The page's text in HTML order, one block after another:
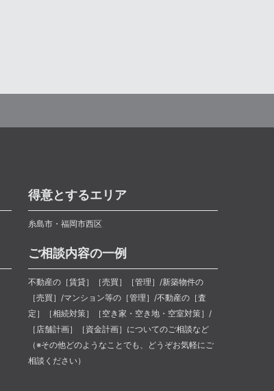
得意とするエリア
糸島市・福岡市西区
ご相談内容の一例
不動産の［賃貸］［売買］［管理］/新築物件の
［売買］/マンション等の［管理］/不動産の［査
定］［相続対策］［空き家・空き地・空室対策］/
［店舗計画］［資金計画］についてのご相談など
（※その他どのようなことでも、どうぞお気軽にご
相談ください）